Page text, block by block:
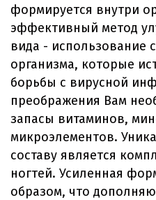
формируется внутри
эффективный метод
вида - использование
организма, которые
борьбы с вирусной
преображения Вам
запасы витаминов,
микроэлементов.
составу является
ногтей. Усиленная
образом, что